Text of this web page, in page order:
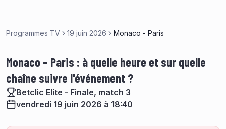
Programmes TV 19 juin 2026 Monaco - Paris
Monaco – Paris : à quelle heure et sur quelle
chaîne suivre l'événement ?
Betclic Elite - Finale, match 3
vendredi 19 juin 2026 à 18:40